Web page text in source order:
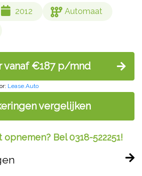
2012
Automaat
vanaf €187 p/mnd
Lease.Auto
vergelijken
Bel 0318-522251!